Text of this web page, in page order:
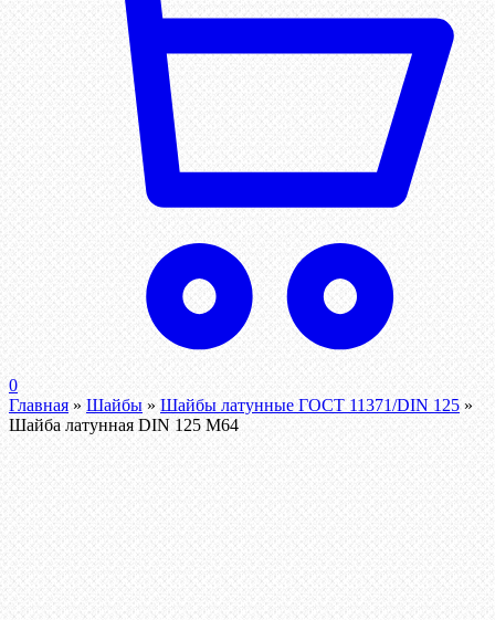
0
Главная » Шайбы » Шайбы латунные ГОСТ 11371/DIN 125 »
Шайба латунная DIN 125 М64